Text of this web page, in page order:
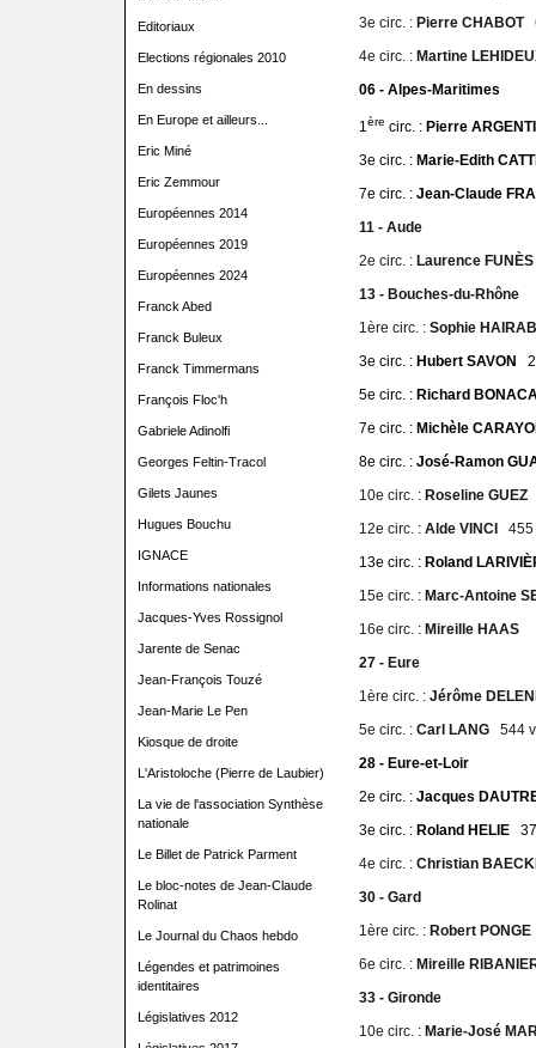
Editoriaux
Elections régionales 2010
En dessins
En Europe et ailleurs...
Eric Miné
Eric Zemmour
Européennes 2014
Européennes 2019
Européennes 2024
Franck Abed
Franck Buleux
Franck Timmermans
François Floc'h
Gabriele Adinolfi
Georges Feltin-Tracol
Gilets Jaunes
Hugues Bouchu
IGNACE
Informations nationales
Jacques-Yves Rossignol
Jarente de Senac
Jean-François Touzé
Jean-Marie Le Pen
Kiosque de droite
L'Aristoloche (Pierre de Laubier)
La vie de l'association Synthèse
nationale
Le Billet de Patrick Parment
Le bloc-notes de Jean-Claude
Rolinat
Le Journal du Chaos hebdo
Légendes et patrimoines
identitaires
Législatives 2012
3e circ. :Pierre CHABOT
4e circ. : Martine
06 - Alpes-Maritimes
1ère circ. : Pierre
3e circ. : Marie-Edith
7e circ. : Jean-Claude
11 - Aude
2e circ. : Laurence
13 - Bouches-du-Rhône
1ère circ. : Sophie
3e circ. : Hubert SAVON
5e circ. : Richard
7e circ. : Michèle
8e circ. : José-Ramon
10e circ. : Roseline
12e circ. : Alde VINCI 455
13e circ. : Roland
15e circ. : Marc-Antoine
16e circ. : Mireille HAAS
27 - Eure
1ère circ. : Jérôme
5e circ. : Carl LANG 544
28 - Eure-et-Loir
2e circ. : Jacques
3e circ. :Roland HELIE
4e circ. : Christian
30 - Gard
1ère circ. : Robert
6e circ. : Mireille
33 - Gironde
10e circ. : Marie-José